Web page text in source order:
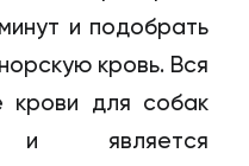
и подобрать
кровь. Вся
крови для собак
и является